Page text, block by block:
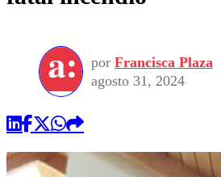
por Francisca Plaza
agosto 31, 2024